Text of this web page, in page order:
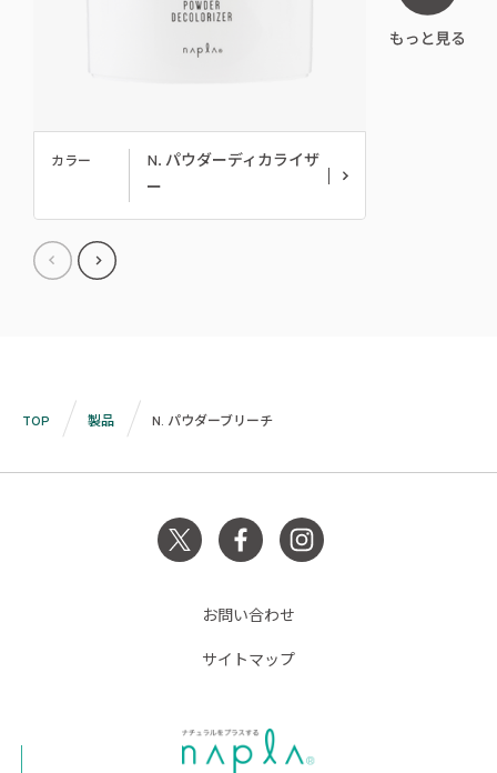
カラー
N. パウダーディカライザ
ー
TOP 製品 N. パウダーブリーチ
お問い合わせ
サイトマップ